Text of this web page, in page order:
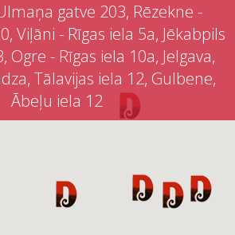
gatve 203, Rēzekne -
Viļāni - Rīgas iela 5a, Jēkabpils
Ogre - Rīgas iela 10a, Jelgava,
Tālavijas iela 12, Gulbene,
Ābeļu iela 12